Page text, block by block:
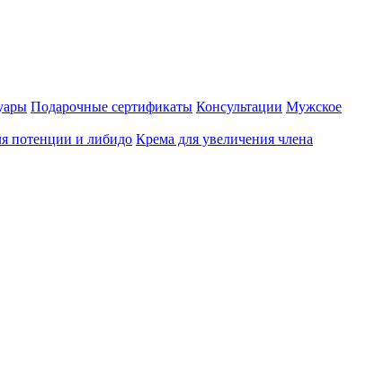
Подарочные сертификаты Консультации Мужское
потенции и либидо Крема для увеличения члена